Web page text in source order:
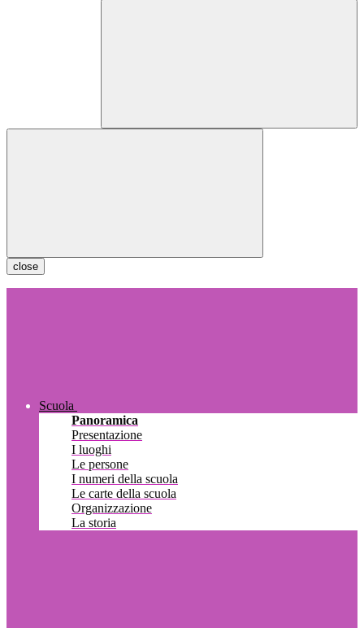
close
Scuola
Panoramica
Presentazione
I luoghi
Le persone
I numeri della scuola
Le carte della scuola
Organizzazione
La storia